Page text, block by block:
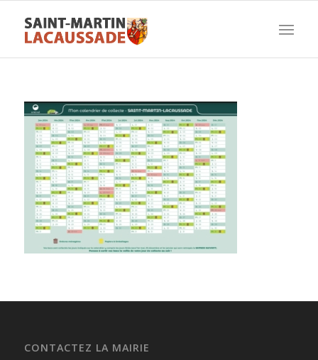
CONTACTEZ LA MAIRIE